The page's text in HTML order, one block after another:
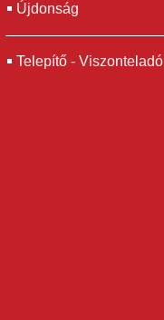
Újdonság
Telepítő - Viszonteladó